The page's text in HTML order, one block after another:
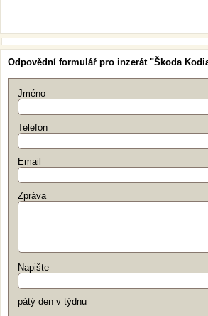
Odpovědní formulář pro inzerát "Škoda
Jméno
Telefon
Email
Zpráva
Napište
pátý den v týdnu